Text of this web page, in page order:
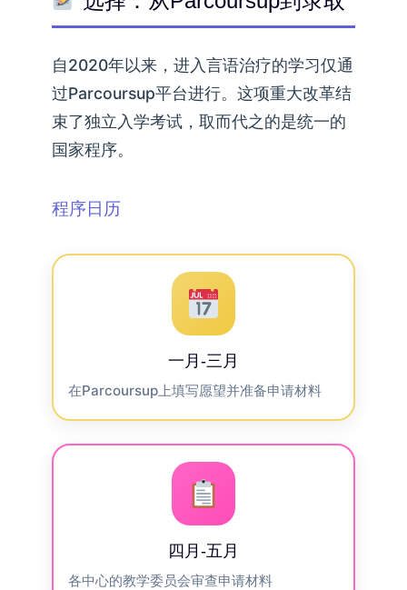
自2020年以来，进入言语治疗的学习仅通
过Parcoursup平台进行。这项重大改革结
束了独立入学考试，取而代之的是统一的
国家程序。
程序日历
一月-三月
在Parcoursup上填写愿望并准备申请材料
四月-五月
各中心的教学委员会审查申请材料